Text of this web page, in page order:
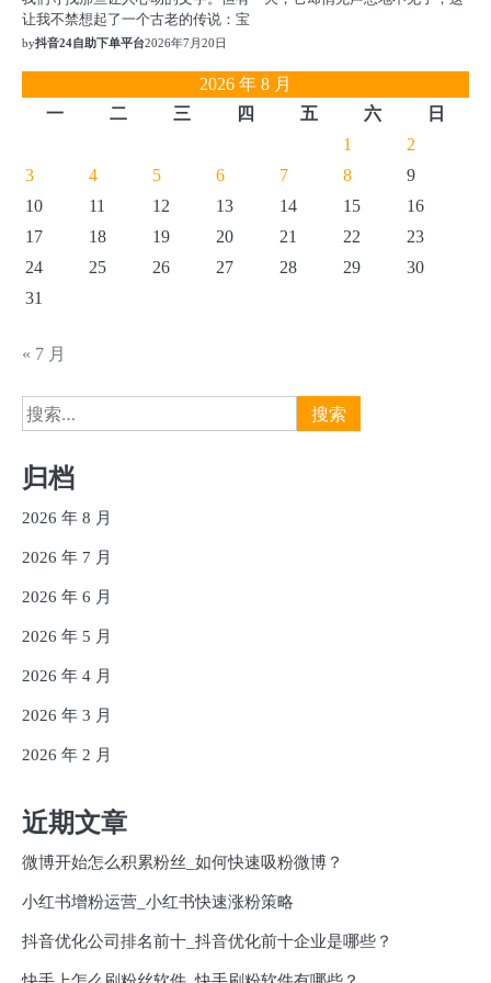
让我不禁想起了一个古老的传说：宝
by抖音24自助下单平台2026年7月20日
2026 年 8 月
一
二 三 四 五 六
日
1
2
3
4 5 6 7 8
9
10
11 12 13 14 15
16
17
18 19 20 21 22
23
24
25 26 27 28 29
30
31
« 7 月
搜
索：
归档
2026 年 8 月
2026 年 7 月
2026 年 6 月
2026 年 5 月
2026 年 4 月
2026 年 3 月
2026 年 2 月
近期文章
微博开始怎么积累粉丝_如何快速吸粉微博？
小红书增粉运营_小红书快速涨粉策略
抖音优化公司排名前十_抖音优化前十企业是哪些？